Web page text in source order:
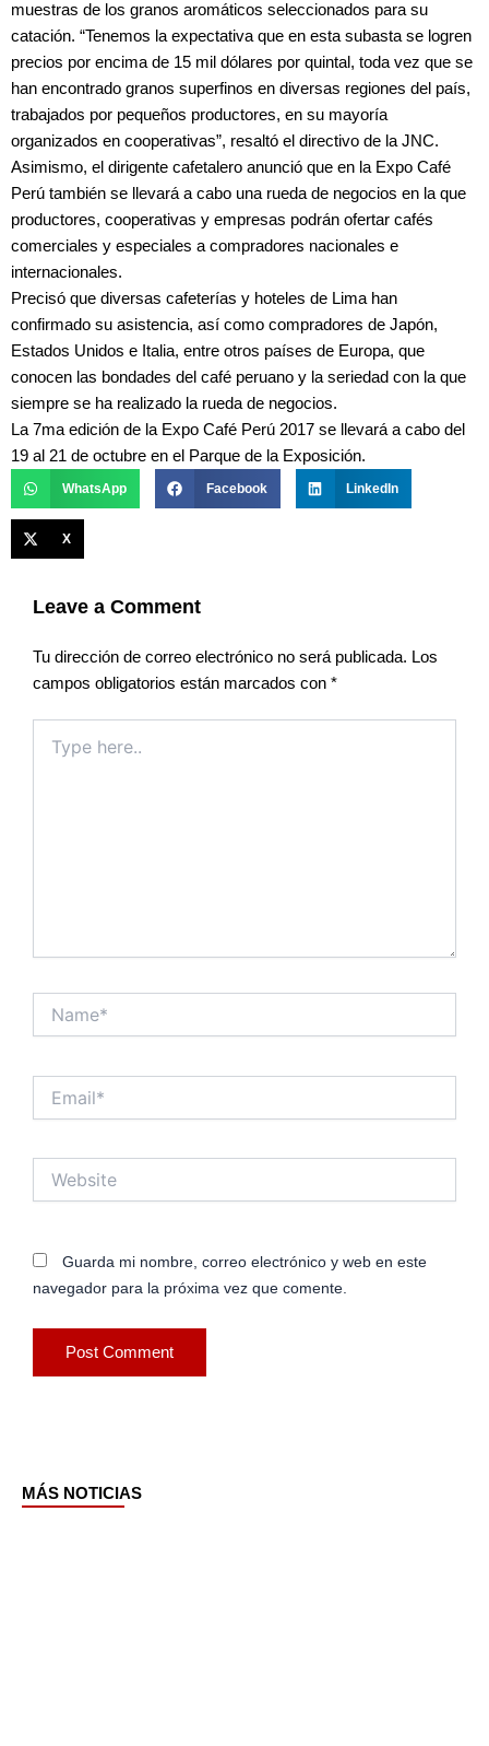
muestras de los granos aromáticos seleccionados para su
catación. “Tenemos la expectativa que en esta subasta se logren
precios por encima de 15 mil dólares por quintal, toda vez que se
han encontrado granos superfinos en diversas regiones del país,
trabajados por pequeños productores, en su mayoría
organizados en cooperativas”, resaltó el directivo de la JNC.
Asimismo, el dirigente cafetalero anunció que en la Expo Café
Perú también se llevará a cabo una rueda de negocios en la que
productores, cooperativas y empresas podrán ofertar cafés
comerciales y especiales a compradores nacionales e
internacionales.
Precisó que diversas cafeterías y hoteles de Lima han
confirmado su asistencia, así como compradores de Japón,
Estados Unidos e Italia, entre otros países de Europa, que
conocen las bondades del café peruano y la seriedad con la que
siempre se ha realizado la rueda de negocios.
La 7ma edición de la Expo Café Perú 2017 se llevará a cabo del
19 al 21 de octubre en el Parque de la Exposición.
WhatsApp Facebook LinkedIn
X
Leave a Comment
Tu dirección de correo electrónico no será publicada. Los
campos obligatorios están marcados con *
here..
Guarda mi nombre, correo electrónico y web en este
navegador para la próxima vez que comente.
MÁS NOTICIAS